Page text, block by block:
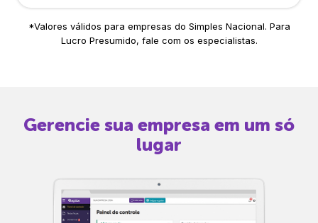
*Valores válidos para empresas do Simples Nacional. Para
Lucro Presumido, fale com os especialistas.
Gerencie sua empresa em um só
lugar